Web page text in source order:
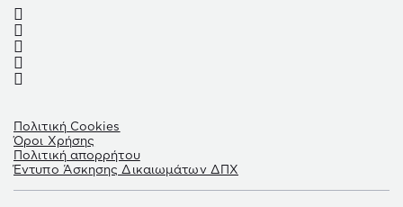
Πολιτική Cookies
Όροι Χρήσης
Πολιτική απορρήτου
Έντυπο Άσκησης Δικαιωμάτων ΔΠΧ